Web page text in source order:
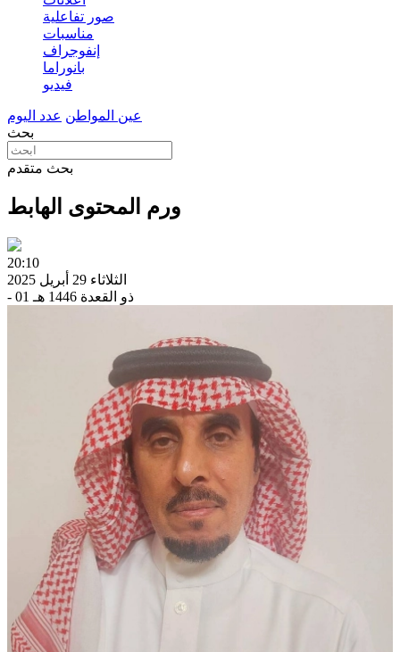
صور تفاعلية
مناسبات
إنفوجراف
بانوراما
فيديو
عين المواطن عدد اليوم
بحث
بحث متقدم
ورم المحتوى الهابط
20:10
الثلاثاء 29 أبريل 2025
- 01 ذو القعدة 1446 هـ